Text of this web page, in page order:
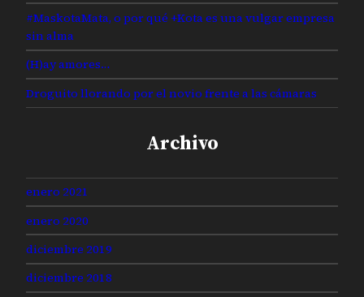
#MaskotaMata, o por qué +Kota es una vulgar empresa
sin alma
(H)ay amores…
Droguito llorando por el novio frente a las cámaras
Archivo
enero 2021
enero 2020
diciembre 2019
diciembre 2018